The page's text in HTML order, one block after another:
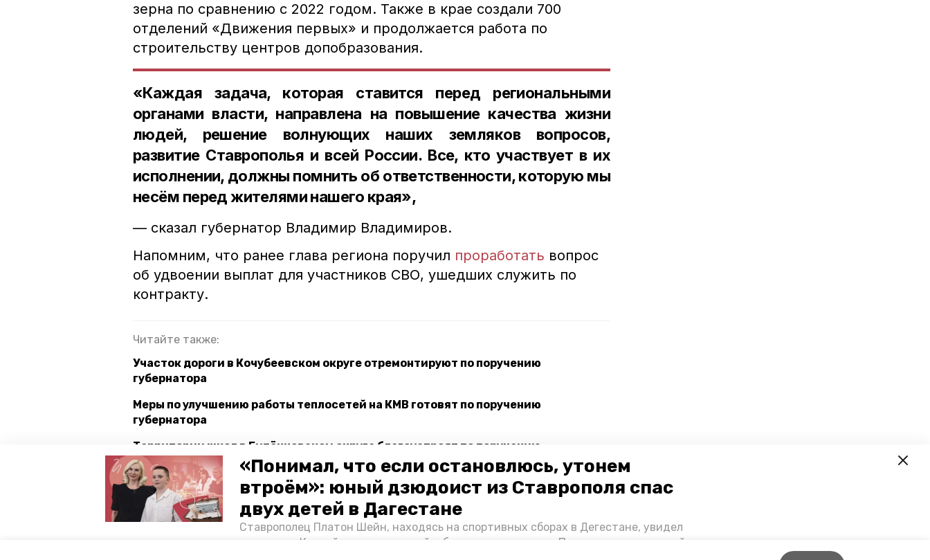
«Понимал, что если остановлюсь, утонем
втроём»: юный дзюдоист из Ставрополя спас
двух детей в Дагестане
Ставрополец Платон Шейн, находясь на спортивных сборах в Дегестане, увидел
тонущих в Каспийском море детей и бросился на помощь. По возвращении домой,
зерна по сравнению с 2022 годом. Также в крае создали 700
отделений «Движения первых» и продолжается работа по
строительству центров допобразования.
«Каждая задача, которая ставится перед региональными
органами власти, направлена на повышение качества жизни
людей, решение волнующих наших земляков вопросов,
развитие Ставрополья и всей России. Все, кто участвует в их
исполнении, должны помнить об ответственности, которую мы
несём перед жителями нашего края»,
— сказал губернатор Владимир Владимиров.
Напомним, что ранее глава региона поручил проработать вопрос
об удвоении выплат для участников СВО, ушедших служить по
контракту.
Читайте также:
Участок дороги в Кочубеевском округе отремонтируют по поручению
губернатора
Меры по улучшению работы теплосетей на КМВ готовят по поручению
губернатора
Территории школ в Будённовском округе благоустроят по поручению
губернатора Ставрополья
ставропольский край поручения президента губернатор владимир владимиров